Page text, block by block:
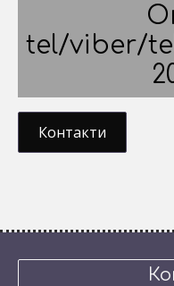
tel/viber/
Контакти